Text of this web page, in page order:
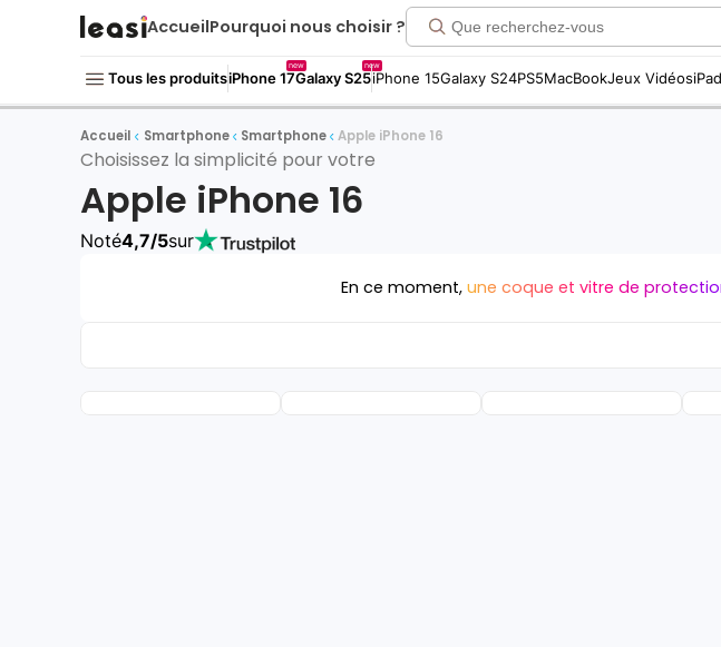
AccueilPourquoi nous choisir ?
Tous les produitsiPhone 17
new
Galaxy S25
new
iPhone 15Galaxy S24PS5MacBookJeux VidéosiPad
Accueil Smartphone Smartphone Apple iPhone 16
Choisissez la simplicité pour votre
Apple iPhone 16
Noté4,7/5sur
En ce moment, une coque et vitre de